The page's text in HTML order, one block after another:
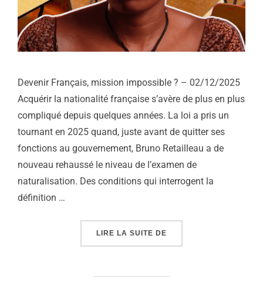
Devenir Français, mission impossible ? – 02/12/2025
Acquérir la nationalité française s’avère de plus en plus
compliqué depuis quelques années. La loi a pris un
tournant en 2025 quand, juste avant de quitter ses
fonctions au gouvernement, Bruno Retailleau a de
nouveau rehaussé le niveau de l’examen de
naturalisation. Des conditions qui interrogent la
définition …
LIRE LA SUITE DE